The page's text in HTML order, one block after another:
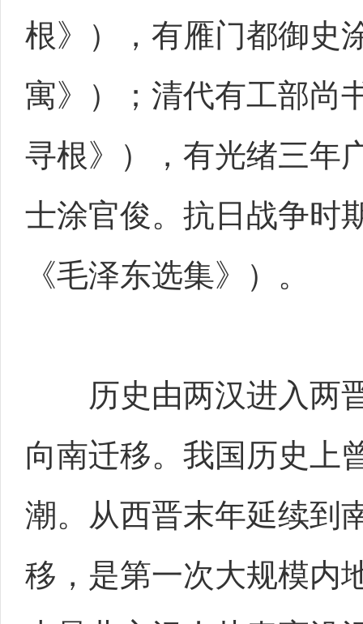
根》），有雁门都御史
寓》）；清代有工部尚
寻根》），有光绪三年
士涂官俊。抗日战争时
《毛泽东选集》）。
历史由两汉进入两晋
向南迁移。我国历史上
潮。从西晋末年延续到
移，是第一次大规模内